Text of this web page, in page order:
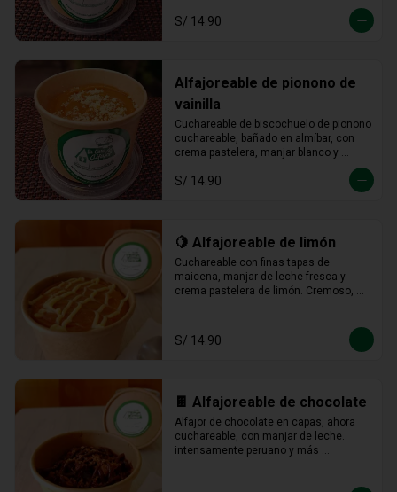
cucharada.
S/ 14.90
Alfajoreable de pionono de
vainilla
Cuchareable de biscochuelo de pionono
cuchareable, bañado en almíbar, con
crema pastelera, manjar blanco y
fudge. Suave, dulce y una delicia que
se disfruta a cucharadas.
S/ 14.90
🍋 Alfajoreable de limón
Cuchareable con finas tapas de
maicena, manjar de leche fresca y
crema pastelera de limón. Cremoso,
S/ 14.90
🍫 Alfajoreable de chocolate
Alfajor de chocolate en capas, ahora
cuchareable, con manjar de leche.
intensamente peruano y más